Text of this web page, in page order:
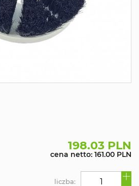
198.03 PLN
cena netto: 161.00 PLN
liczba: